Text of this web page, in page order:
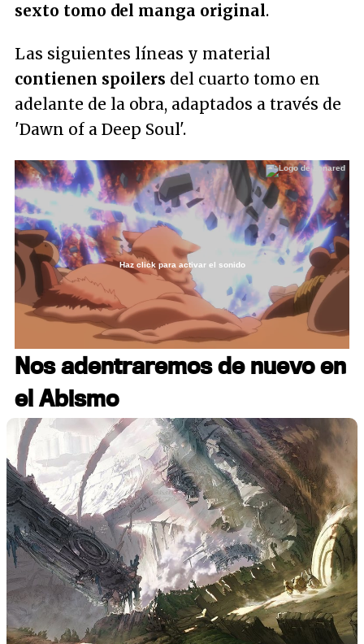
sexto tomo del manga original.
Las siguientes líneas y material
contienen spoilers del cuarto tomo en
adelante de la obra, adaptados a través de
'Dawn of a Deep Soul'.
/
Loaded:
37.86%
Haz click para activar el sonido
Nos adentraremos de nuevo en
el Abismo